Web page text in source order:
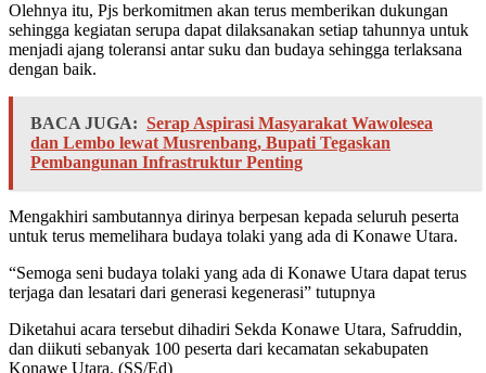
Olehnya itu, Pjs berkomitmen akan terus memberikan dukungan
sehingga kegiatan serupa dapat dilaksanakan setiap tahunnya untuk
menjadi ajang toleransi antar suku dan budaya sehingga terlaksana
dengan baik.
BACA JUGA: Serap Aspirasi Masyarakat Wawolesea
dan Lembo lewat Musrenbang, Bupati Tegaskan
Pembangunan Infrastruktur Penting
Mengakhiri sambutannya dirinya berpesan kepada seluruh peserta
untuk terus memelihara budaya tolaki yang ada di Konawe Utara.
“Semoga seni budaya tolaki yang ada di Konawe Utara dapat terus
terjaga dan lesatari dari generasi kegenerasi” tutupnya
Diketahui acara tersebut dihadiri Sekda Konawe Utara, Safruddin,
dan diikuti sebanyak 100 peserta dari kecamatan sekabupaten
Konawe Utara. (SS/Ed)